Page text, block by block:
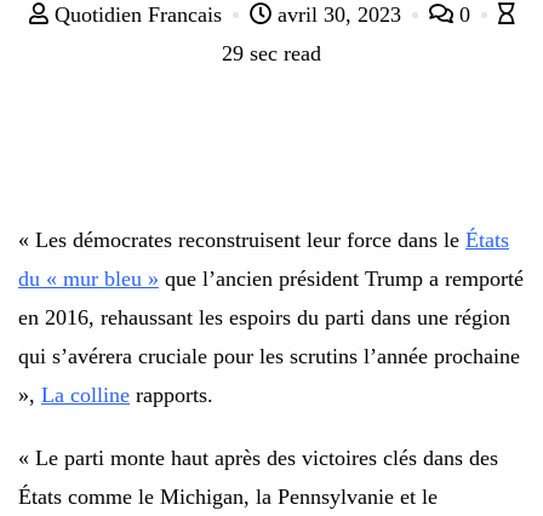
Quotidien Francais avril 30, 2023
0
29 sec read
« Les démocrates reconstruisent leur force dans le États
du « mur bleu » que l’ancien président Trump a remporté
en 2016, rehaussant les espoirs du parti dans une région
qui s’avérera cruciale pour les scrutins l’année prochaine
», La colline rapports.
« Le parti monte haut après des victoires clés dans des
États comme le Michigan, la Pennsylvanie et le